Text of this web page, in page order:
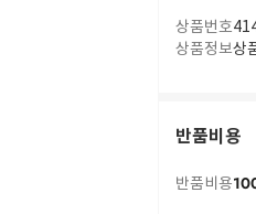
상품번호
상품정보상
반품비용
반품비용